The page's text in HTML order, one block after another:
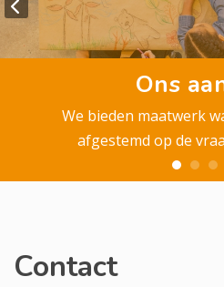
Ons
We bieden maatwerk
afgestemd op de
Contact